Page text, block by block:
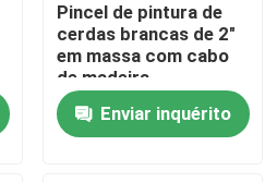
Pincel de pintura de
cerdas brancas de 2"
em massa com cabo
de madeira
Enviar inquérito